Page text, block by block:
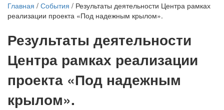
Главная / События / Результаты деятельности Центра рамках
реализации проекта «Под надежным крылом».
Результаты деятельности
Центра рамках реализации
проекта «Под надежным
крылом».